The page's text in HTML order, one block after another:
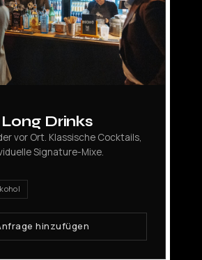
Drinks
vor Ort. Klassische Cocktails,
Signature-Mixe.
hinzufügen